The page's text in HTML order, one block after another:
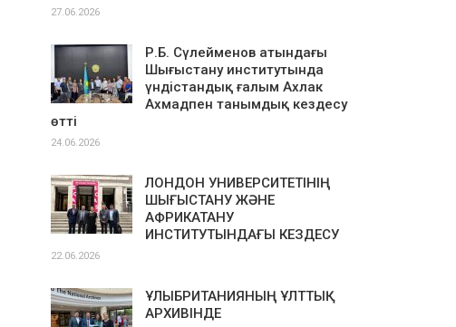
27.06.2026
Р.Б. Сүлейменов атындағы
Шығыстану институтында
үндістандық ғалым Ахлак
Ахмадпен танымдық кездесу
өтті
24.06.2026
ЛОНДОН УНИВЕРСИТЕТІНІҢ
ШЫҒЫСТАНУ ЖӘНЕ
АФРИКАТАНУ
ИНСТИТУТЫНДАҒЫ КЕЗДЕСУ
22.06.2026
ҰЛЫБРИТАНИЯНЫҢ ҰЛТТЫҚ
АРХИВІНДЕ